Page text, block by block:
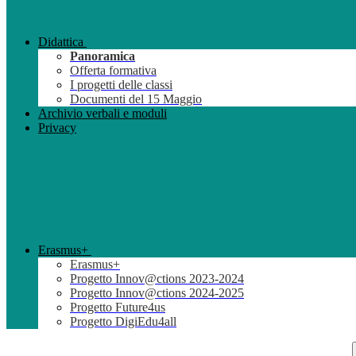
Didattica
Panoramica
Offerta formativa
I progetti delle classi
Documenti del 15 Maggio
Archivio verbali e moduli
Privacy
Erasmus+
Erasmus+
Progetto Innov@ctions 2023-2024
Progetto Innov@ctions 2024-2025
Progetto Future4us
Progetto DigiEdu4all